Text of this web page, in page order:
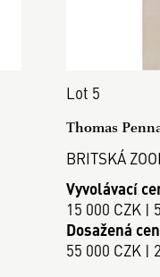
Lot 5
Thomas
BRITSKÁ
Vyvolávací
15 000 CZK |
Dosažená
55 000 CZK |